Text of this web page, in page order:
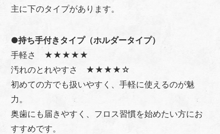
主に下のタイプがあります。
●持ち手付きタイプ（ホルダータイプ）
手軽さ ★★★★★
汚れのとれやすさ ★★★★☆
初めての方でも扱いやすく、手軽に使えるのが魅
力。
奥歯にも届きやすく、フロス習慣を始めたい方にお
すすめです。